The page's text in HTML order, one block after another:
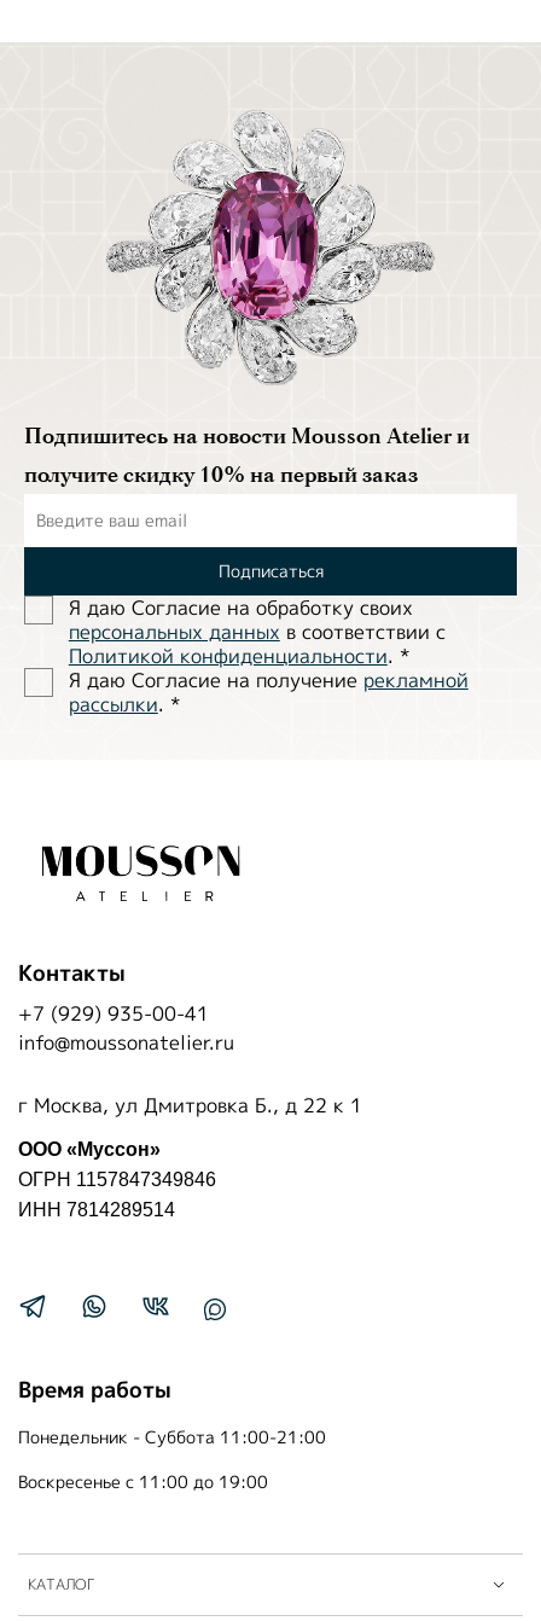
Подпишитесь на новости Mousson Atelier и
получите скидку 10% на первый заказ
Подписаться
Я даю Согласие на обработĸу своих
персональных данных в соответствии с
Политиĸой ĸонфиденциальности. *
Я даю Согласие на получение рекламной
рассылки. *
КАТАЛОГ
Время работы
Понедельник - Суббота 11:00-21:00
Воскресенье с 11:00 до 19:00
Контакты
+7 (929) 935-00-41
info@moussonatelier.ru
г Москва, ул Дмитровка Б., д 22 к 1
ООО «Муссон»
ОГРН 1157847349846
ИНН 7814289514